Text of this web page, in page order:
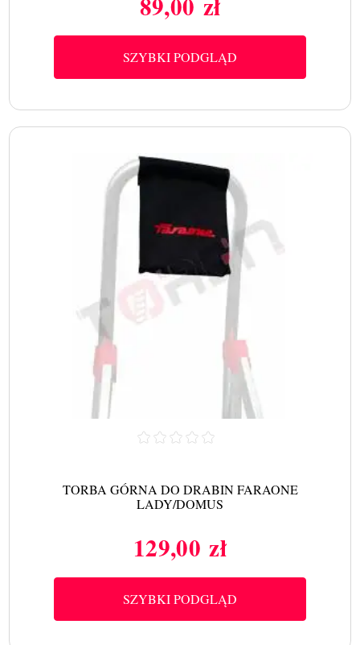
Cena
SZYBKI PODGLĄD
TORBA GÓRNA DO DRABIN FARAONE
LADY/DOMUS
Cena
129,00 zł
SZYBKI PODGLĄD